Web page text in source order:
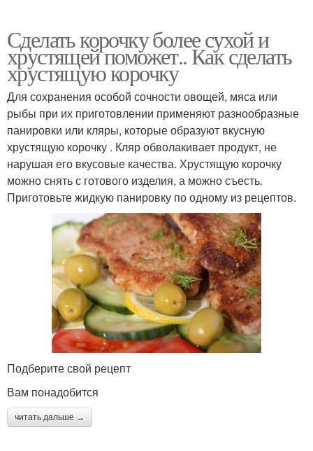
Сделать корочку более сухой и
хрустящей поможет.. Как сделать
хрустящую корочку
Для сохранения особой сочности овощей, мяса или
рыбы при их приготовлении применяют разнообразные
панировки или кляры, которые образуют вкусную
хрустящую корочку . Кляр обволакивает продукт, не
нарушая его вкусовые качества. Хрустящую корочку
можно снять с готового изделия, а можно съесть.
Приготовьте жидкую панировку по одному из рецептов.
Подберите свой рецепт
Вам понадобится
читать дальше →